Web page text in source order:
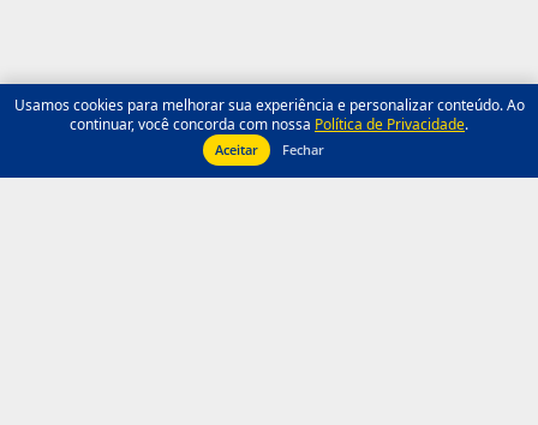
Usamos cookies para melhorar sua experiência e personalizar conteúdo. Ao
continuar, você concorda com nossa Política de Privacidade.
Aceitar Fechar